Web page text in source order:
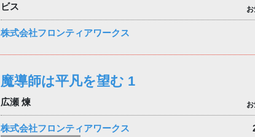
ビス
株式会社フロンティアワークス
魔導師は平凡を望む 1
広瀬 煉
株式会社フロンティアワークス